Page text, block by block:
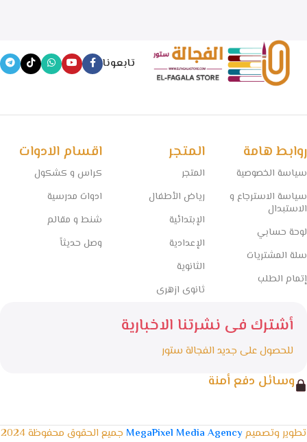
تابعونا
روابط هامة
سياسة الخصوصية
سياسة الاسترجاع و
الاستبدال
لوحة حسابي
سلة المشتريات
إتمام الطلب
المتجر
المتجر
رياض الأطفال
الإبتدائية
الإعدادية
الثانوية
ثانوى ازهرى
اقسام الادوات
كراس و كشكول
ادوات مدرسية
شنط و مقالم
وصل حديثاً
أشترك فى نشرتنا الاخبارية
للحصول على جديد الفجالة ستور
وسائل دفع أمنة
تطوير وتصميمMegaPixel Media Agency جميع الحقوق محفوظة 2024